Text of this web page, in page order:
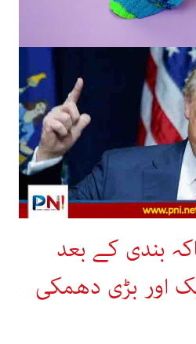
بندی کے بعد
اور بڑی دھمکی